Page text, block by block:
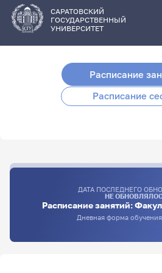
основному
содержанию
САРАТОВСКИЙ
ГОСУДАРСТВЕННЫЙ
УНИВЕРСИТЕТ
Расписание
Расписание
ДАТА ПОСЛЕДНЕГО
НЕ
Расписание занятий:
Дневная форма